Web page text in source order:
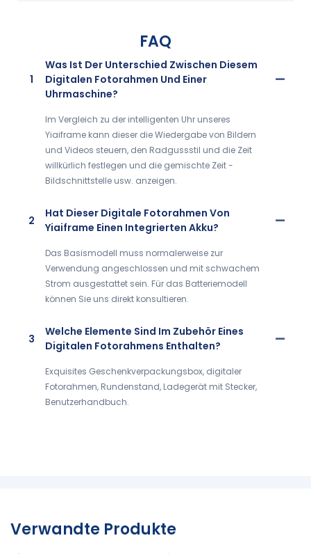
FAQ
1
Was Ist Der Unterschied Zwischen Diesem
Digitalen Fotorahmen Und Einer
Uhrmaschine?
Im Vergleich zu der intelligenten Uhr unseres
Yiaiframe kann dieser die Wiedergabe von Bildern
und Videos steuern, den Radgussstil und die Zeit
willkürlich festlegen und die gemischte Zeit -
Bildschnittstelle usw. anzeigen.
2
Hat Dieser Digitale Fotorahmen Von
Yiaiframe Einen Integrierten Akku?
Das Basismodell muss normalerweise zur
Verwendung angeschlossen und mit schwachem
Strom ausgestattet sein. Für das Batteriemodell
können Sie uns direkt konsultieren.
3
Welche Elemente Sind Im Zubehör Eines
Digitalen Fotorahmens Enthalten?
Exquisites Geschenkverpackungsbox, digitaler
Fotorahmen, Rundenstand, Ladegerät mit Stecker,
Benutzerhandbuch.
Verwandte Produkte